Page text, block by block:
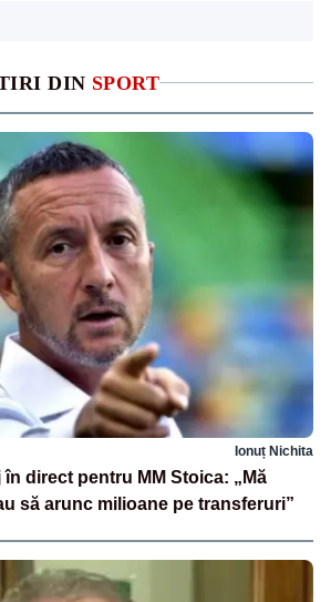
DIN SPORT
Ionuț Nichita
direct pentru MM Stoica: „Mă
să arunc milioane pe transferuri”